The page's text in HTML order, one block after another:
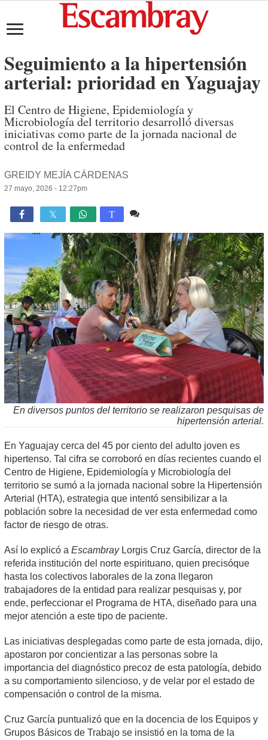
Seguimiento a la hipertensión
arterial: prioridad en Yaguajay
El Centro de Higiene, Epidemiología y
Microbiología del territorio desarrolló diversas
iniciativas como parte de la jornada nacional de
control de la enfermedad
GREIDY MEJÍA CÁRDENAS
27 mayo, 2026 - 12:27pm
 T
En diversos puntos del territorio se realizaron pesquisas de
hipertensión arterial.
En Yaguajay cerca del 45 por ciento del adulto joven es
hipertenso. Tal cifra se corroboró en días recientes cuando el
Centro de Higiene, Epidemiología y Microbiología del
territorio se sumó a la jornada nacional sobre la Hipertensión
Arterial (HTA), estrategia que intentó sensibilizar a la
población sobre la necesidad de ver esta enfermedad como
factor de riesgo de otras.
Así lo explicó aEscambrayLorgis Cruz García, director de la
referida institución del norte espirituano, quien precisóque
hasta los colectivos laborales de la zona llegaron
trabajadores de la entidad para realizar pesquisas y, por
ende, perfeccionar el Programa de HTA, diseñado para una
mejor atención a este tipo de paciente.
Las iniciativas desplegadas como parte de esta jornada, dijo,
apostaron por concientizar a las personas sobre la
importancia del diagnóstico precoz de esta patología, debido
a su comportamiento silencioso, y de velar por el estado de
compensación o control de la misma.
Cruz García puntualizó que en la docencia de los Equipos y
Grupos Básicos de Trabajo se insistió en la toma de la